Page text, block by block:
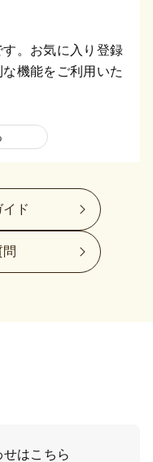
。お気に入り登録
機能をご利用いた
ド
せはこちら